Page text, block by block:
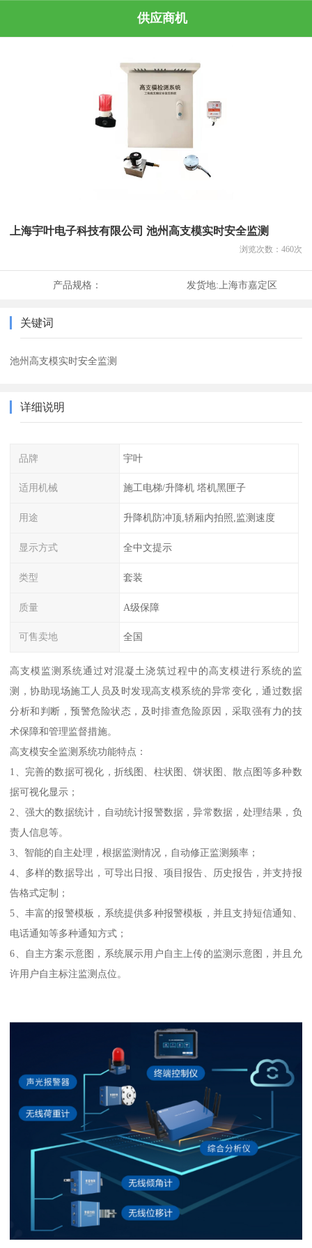
供应商机
上海宇叶电子科技有限公司 池州高支模实时安全监测
浏览次数： 460次
产品规格： 发货地:上海市嘉定区
关键词
池州高支模实时安全监测
详细说明
品牌 宇叶
适用机械 施工电梯/升降机 塔机黑匣子
用途 升降机防冲顶,轿厢内拍照,监测速度
显示方式 全中文提示
类型 套装
质量 A级保障
可售卖地 全国
高支模监测系统通过对混凝土浇筑过程中的高支模进行系统的监
测，协助现场施工人员及时发现高支模系统的异常变化，通过数据
分析和判断，预警危险状态，及时排查危险原因，采取强有力的技
术保障和管理监督措施。
高支模安全监测系统功能特点：
1、完善的数据可视化，折线图、柱状图、饼状图、散点图等多种数
据可视化显示；
2、强大的数据统计，自动统计报警数据，异常数据，处理结果，负
责人信息等。
3、智能的自主处理，根据监测情况，自动修正监测频率；
4、多样的数据导出，可导出日报、项目报告、历史报告，并支持报
告格式定制；
5、丰富的报警模板，系统提供多种报警模板，并且支持短信通知、
电话通知等多种通知方式；
6、自主方案示意图，系统展示用户自主上传的监测示意图，并且允
许用户自主标注监测点位。